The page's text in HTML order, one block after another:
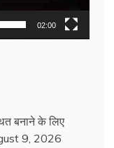
02:00
बनाने के लिए
9, 2026